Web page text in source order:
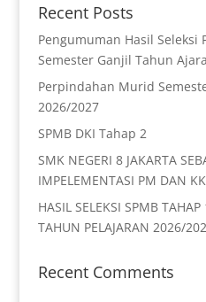
Recent Posts
Pengumuman Hasil Seleksi
Semester Ganjil Tahun
Perpindahan Murid
2026/2027
SPMB DKI Tahap 2
SMK NEGERI 8 JAKARTA
IMPELEMENTASI PM DAN
HASIL SELEKSI SPMB
TAHUN PELAJARAN 2026/
Recent Comments